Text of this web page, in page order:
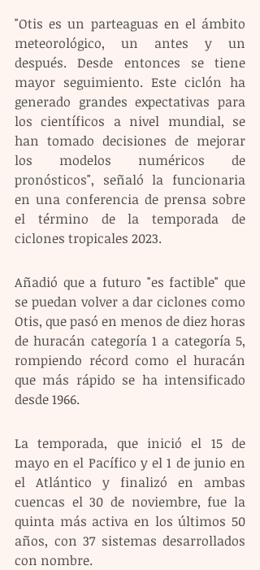
"Otis es un parteaguas en el ámbito
meteorológico, un antes y un
después. Desde entonces se tiene
mayor seguimiento. Este ciclón ha
generado grandes expectativas para
los científicos a nivel mundial, se
han tomado decisiones de mejorar
los modelos numéricos de
pronósticos", señaló la funcionaria
en una conferencia de prensa sobre
el término de la temporada de
ciclones tropicales 2023.
Añadió que a futuro "es factible" que
se puedan volver a dar ciclones como
Otis, que pasó en menos de diez horas
de huracán categoría 1 a categoría 5,
rompiendo récord como el huracán
que más rápido se ha intensificado
desde 1966.
La temporada, que inició el 15 de
mayo en el Pacífico y el 1 de junio en
el Atlántico y finalizó en ambas
cuencas el 30 de noviembre, fue la
quinta más activa en los últimos 50
años, con 37 sistemas desarrollados
con nombre.